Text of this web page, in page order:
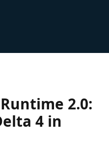
2.0:
4 in